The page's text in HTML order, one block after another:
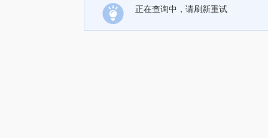
正在查询中，请刷新重试